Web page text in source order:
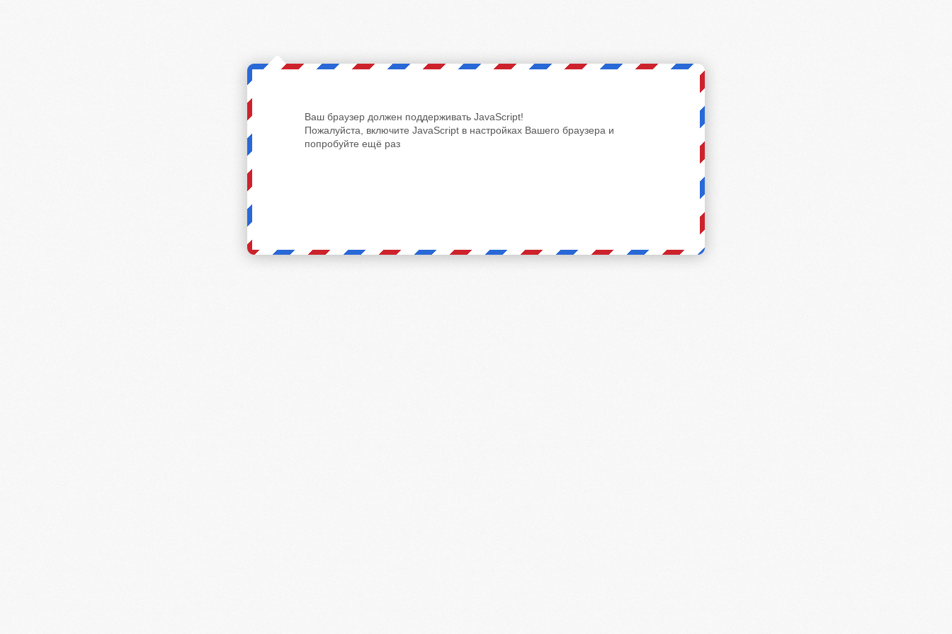
Ваш браузер должен поддерживать JavaScript!
Пожалуйста, включите JavaScript в настройках Вашего браузера и
попробуйте ещё раз